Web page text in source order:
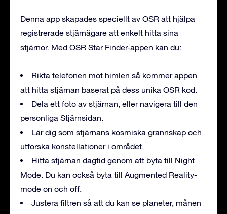
Denna app skapades speciellt av OSR att hjälpa
registrerade stjärnägare att enkelt hitta sina
stjärnor. Med OSR Star Finder-appen kan du:
Rikta telefonen mot himlen så kommer appen
att hitta stjärnan baserat på dess unika OSR kod.
Dela ett foto av stjärnan, eller navigera till den
personliga Stjärnsidan.
Lär dig som stjärnans kosmiska grannskap och
utforska konstellationer i området.
Hitta stjärnan dagtid genom att byta till Night
Mode. Du kan också byta till Augmented Reality-
mode on och off.
Justera filtren så att du kan se planeter, månen